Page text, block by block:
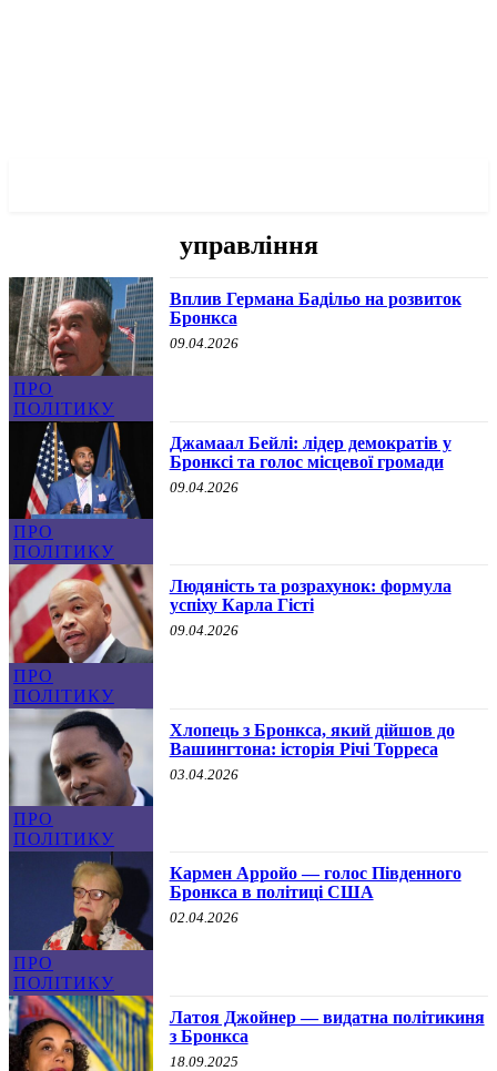
управління
ПРО
ПОЛІТИКУ
Вплив Германа Бадільо на розвиток
Бронкса
09.04.2026
ПРО
ПОЛІТИКУ
Джамаал Бейлі: лідер демократів у
Бронксі та голос місцевої громади
09.04.2026
ПРО
ПОЛІТИКУ
Людяність та розрахунок: формула
успіху Карла Гісті
09.04.2026
ПРО
ПОЛІТИКУ
Хлопець з Бронкса, який дійшов до
Вашингтона: історія Річі Торреса
03.04.2026
ПРО
ПОЛІТИКУ
Кармен Арройо — голос Південного
Бронкса в політиці США
02.04.2026
Латоя Джойнер — видатна політикиня
з Бронкса
18.09.2025